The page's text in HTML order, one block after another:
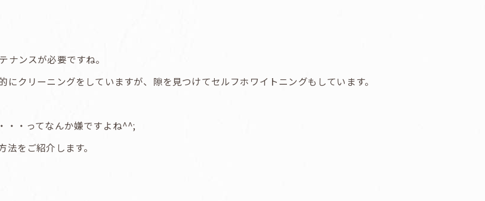
ンスが必要ですね。
クリーニングをしていますが、隙を見つけてセルフホワイトニングもしています。
・・ってなんか嫌ですよね^^;
をご紹介します。